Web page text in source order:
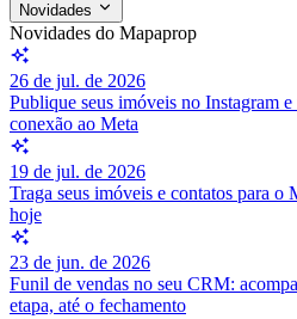
Novidades
Novidades do Mapaprop
26 de jul. de 2026
Publique seus imóveis no Instagram
conexão ao Meta
19 de jul. de 2026
Traga seus imóveis e contatos para o
hoje
23 de jun. de 2026
Funil de vendas no seu CRM:
etapa, até o fechamento